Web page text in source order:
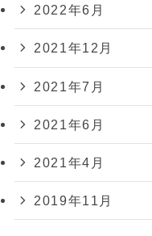
2022年6月
2021年12月
2021年7月
2021年6月
2021年4月
2019年11月